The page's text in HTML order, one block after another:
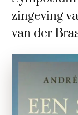
zingeving
van der